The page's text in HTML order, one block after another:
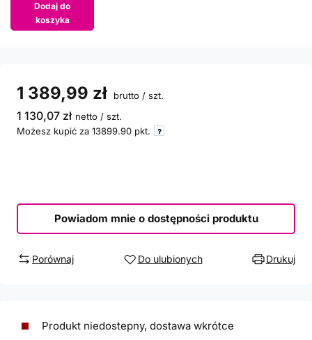
Dodaj do
koszyka
1 389,99 zł brutto / szt.
1 130,07 zł netto / szt.
Możesz kupić za 13899.90 pkt.
Powiadom mnie o dostępności produktu
Porównaj Do ulubionych Drukuj
Produkt niedostepny, dostawa wkrótce